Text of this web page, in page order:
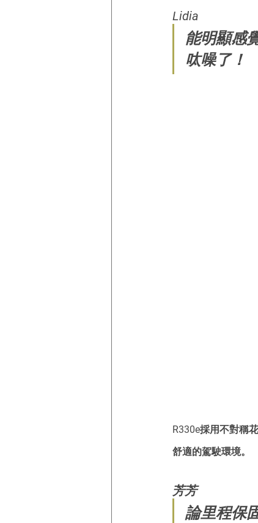
Lidia
能明顯感
呔噪了！
R330e採用不對稱
舒適的駕駛環境。
芳芳
論里程保